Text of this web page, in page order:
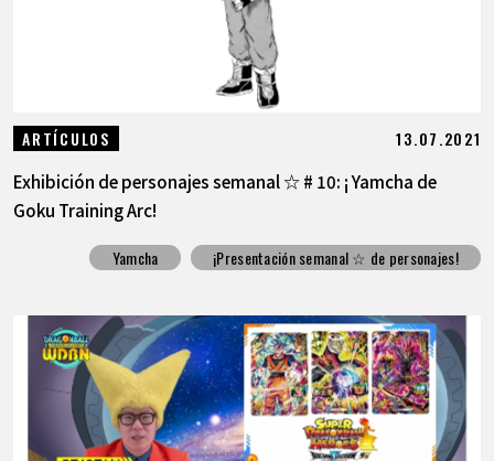
ARTÍCULOS 13.07.2021
Exhibición de personajes semanal ☆ # 10: ¡ Yamcha de
Goku Training Arc!
Yamcha ¡Presentación semanal ☆ de personajes!